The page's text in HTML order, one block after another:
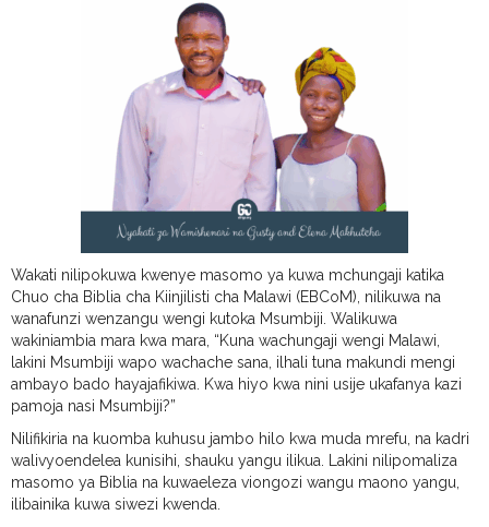
Wakati nilipokuwa kwenye masomo ya kuwa mchungaji katika
Chuo cha Biblia cha Kiinjilisti cha Malawi (EBCoM), nilikuwa na
wanafunzi wenzangu wengi kutoka Msumbiji. Walikuwa
wakiniambia mara kwa mara, “Kuna wachungaji wengi Malawi,
lakini Msumbiji wapo wachache sana, ilhali tuna makundi mengi
ambayo bado hayajafikiwa. Kwa hiyo kwa nini usije ukafanya kazi
pamoja nasi Msumbiji?”
Nilifikiria na kuomba kuhusu jambo hilo kwa muda mrefu, na kadri
walivyoendelea kunisihi, shauku yangu ilikua. Lakini nilipomaliza
masomo ya Biblia na kuwaeleza viongozi wangu maono yangu,
ilibainika kuwa siwezi kwenda.